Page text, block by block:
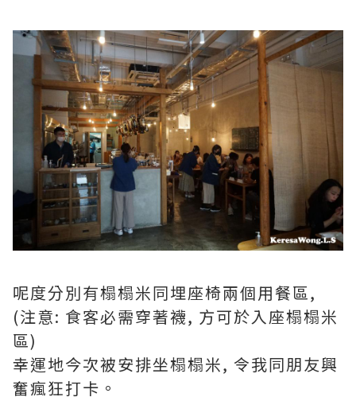
呢度分別有榻榻米同埋座椅兩個用餐區,
(注意: 食客必需穿著襪, 方可於入座榻榻米
區)
幸運地今次被安排坐榻榻米, 令我同朋友興
奮瘋狂打卡。